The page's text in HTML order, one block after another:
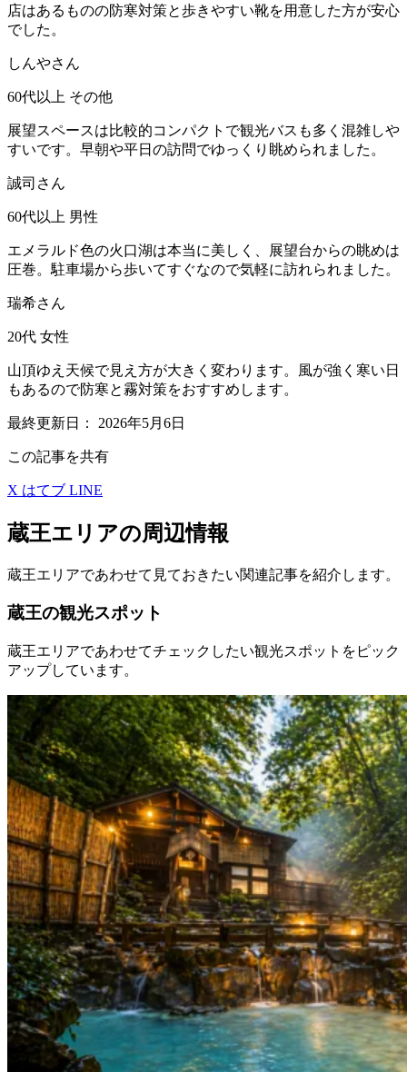
店はあるものの防寒対策と歩きやすい靴を用意した方が安心
でした。
しんやさん
60代以上 その他
展望スペースは比較的コンパクトで観光バスも多く混雑しや
すいです。早朝や平日の訪問でゆっくり眺められました。
誠司さん
60代以上 男性
エメラルド色の火口湖は本当に美しく、展望台からの眺めは
圧巻。駐車場から歩いてすぐなので気軽に訪れられました。
瑞希さん
20代 女性
山頂ゆえ天候で見え方が大きく変わります。風が強く寒い日
もあるので防寒と霧対策をおすすめします。
最終更新日： 2026年5月6日
この記事を共有
X はてブ LINE
蔵王エリアの周辺情報
蔵王エリアであわせて見ておきたい関連記事を紹介します。
蔵王の観光スポット
蔵王エリアであわせてチェックしたい観光スポットをピック
アップしています。